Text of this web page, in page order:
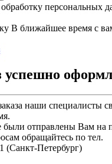
персональных
В ближайшее время с
успешно
наши специалисты
были отправлены Вам на
обращайтесь по тел.
(Санкт-Петербург)